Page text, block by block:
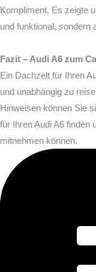
Kompliment. Es zeigte
und funktional, sondern
Fazit – Audi A6 zum
Ein Dachzelt für Ihren
und unabhängig zu
Hinweisen können Sie
für Ihren Audi A6 finden
mitnehmen können.